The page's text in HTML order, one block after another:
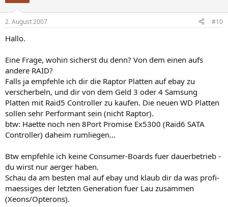
2. August 2007 #10
Hallo.
Eine Frage, wohin sicherst du denn? Von dem einen aufs
andere RAID?
Falls ja empfehle ich dir die Raptor Platten auf ebay zu
verscherbeln, und dir von dem Geld 3 oder 4 Samsung
Platten mit Raid5 Controller zu kaufen. Die neuen WD Platten
sollen sehr Performant sein (nicht Raptor).
btw: Haette noch nen 8Port Promise Ex5300 (Raid6 SATA
Controller) daheim rumliegen...
Btw empfehle ich keine Consumer-Boards fuer dauerbetrieb -
du wirst nur aerger haben.
Schau da am besten mal auf ebay und klaub dir da was profi-
maessiges der letzten Generation fuer Lau zusammen
(Xeons/Opterons).